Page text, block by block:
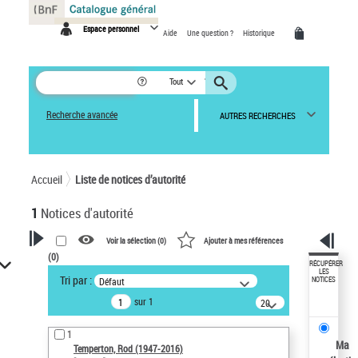
Espace personnel Aide Une question ? Historique
Tout
Recherche avancée AUTRES RECHERCHES
Accueil Liste de notices d’autorité
1 Notices d'autorité
VOTRE RECHERCHE
Recherche avancée dans les
notices d’autorité
Œuvres liées à l'auteur :
Temperton, Rod (1947-2016)
Voir la sélection (0) Ajouter à mes références
(0)
Tri par : Défaut
sur 1
20
résultats/page
1
Temperton, Rod (1947-2016)
RÉCUPÉRER
LES
NOTICES
Ma
Panneau de gestion des cookies